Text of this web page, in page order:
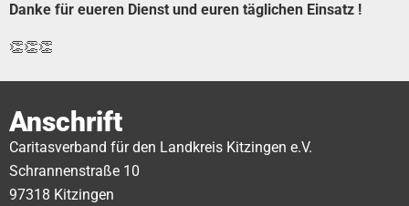
Danke für eueren Dienst und euren täglichen Einsatz !
👏👏👏
Anschrift
Caritasverband für den Landkreis Kitzingen e.V.
Schrannenstraße 10
97318 Kitzingen